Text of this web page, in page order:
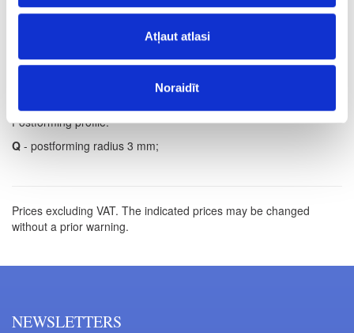
Atļaut atlasi
Noraidīt
Surface structure:
Postforming profile:
Q - postforming radius 3 mm;
Prices excluding VAT. The indicated prices may be changed
without a prior warning.
NEWSLETTERS